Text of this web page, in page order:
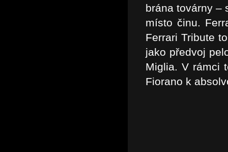
brána továrny –
místo činu.
Ferrari Tribute
jako předvoj
Miglia. V rámci
Fiorano k